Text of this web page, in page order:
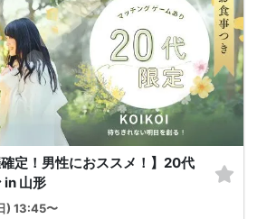
確定！男性におススメ！】20代
in 山形
) 13:45〜